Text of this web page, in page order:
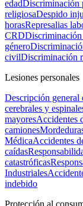
edadDiscriminación
religiosaDespido
horasRepresalias
CRD
género
civilDiscriminación
Lesiones personales
Descripción general
cerebrales y
mayoresAccidentes
camiones
MédicaAccidentes
caídas
catastróficas
Industriales
indebido
Protección al